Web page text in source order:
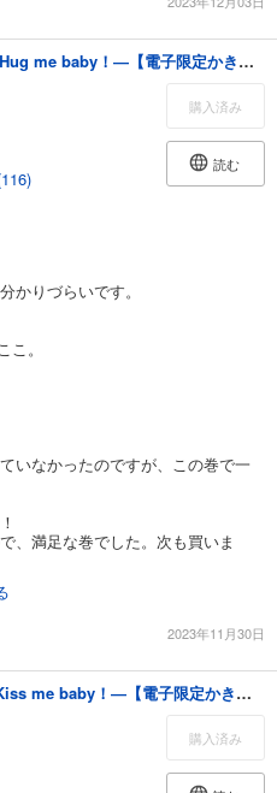
ケダモノアラシ ―Hug me baby！―【電子限定かきおろし漫画付き】＜デジタル版＞
購入済み
読む
かりづらいです。
。
いなかったのですが、この巻で一
、満足な巻でした。次も買いま
2023年11月30日
ケダモノアラシ―Kiss me baby！―【電子限定かきおろし漫画付き】
購入済み